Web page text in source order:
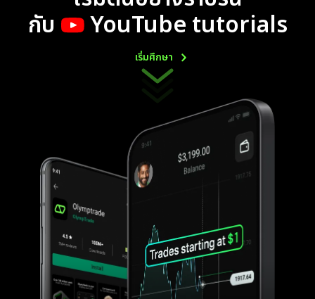
กับ YouTube tutorials
เริ่มศึกษา